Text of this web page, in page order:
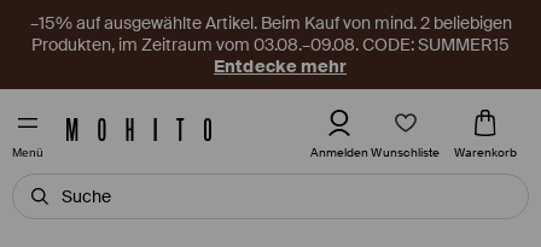
–15% auf ausgewählte Artikel. Beim Kauf von mind. 2 beliebigen
Produkten, im Zeitraum vom 03.08.–09.08. CODE: SUMMER15
Entdecke mehr
Menü Anmelden Wunschliste Warenkorb